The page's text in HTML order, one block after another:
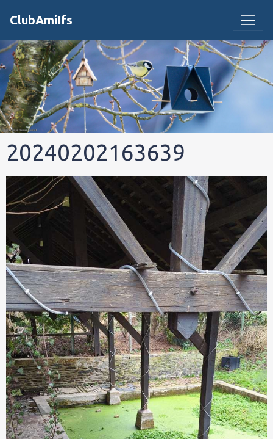
ClubAmiIfs
20240202163639